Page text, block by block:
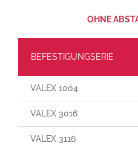
OHNE
BEFESTIGUNGSERIE
VALEX 1004
VALEX 3016
VALEX 3116